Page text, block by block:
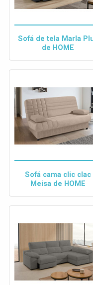
Sofá de tela Marla
de HOME
Sofá cama clic clac
Meisa de HOME